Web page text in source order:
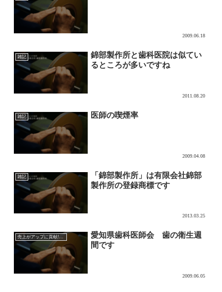
2009.06.18
雑記
錦部製作所と歯科医院は似てい
るところが多いですね
2011.08.20
雑記 医師の喫煙率
2009.04.08
雑記
「錦部製作所」は有限会社錦部
製作所の登録商標です
2013.03.25
愛知県歯科医師会 歯の衛生週
間です
2009.06.05